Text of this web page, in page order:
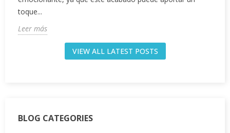
toque...
Leer más
VIEW ALL LATEST POSTS
BLOG CATEGORIES